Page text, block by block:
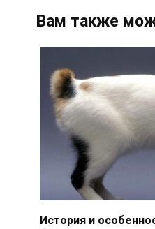
Вам также
История и